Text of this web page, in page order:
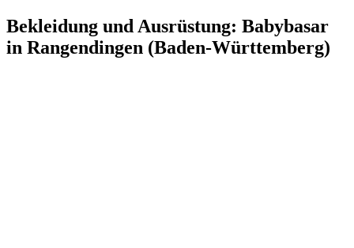
Bekleidung und Ausrüstung: Babybasar
in Rangendingen (Baden-Württemberg)